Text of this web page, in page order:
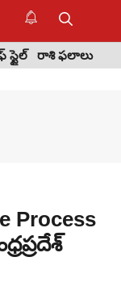
స్టైల్ రాశి ఫలాలు
Process